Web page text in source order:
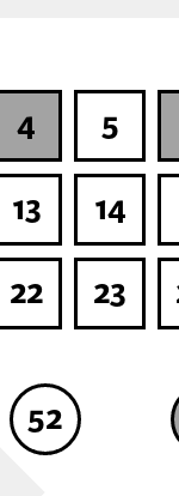
4
5
13 14
22 23
52